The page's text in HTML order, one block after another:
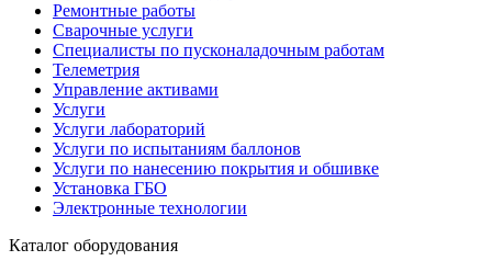
Ремонтные работы
Сварочные услуги
Специалисты по пусконаладочным работам
Телеметрия
Управление активами
Услуги
Услуги лабораторий
Услуги по испытаниям баллонов
Услуги по нанесению покрытия и обшивке
Установка ГБО
Электронные технологии
Каталог оборудования